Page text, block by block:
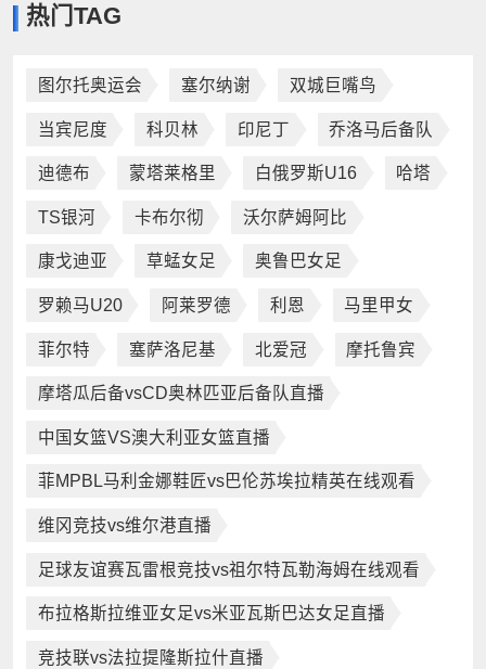
老遭罪了
热门TAG
图尔托奥运会 塞尔纳谢 双城巨嘴鸟
当宾尼度 科贝林 印尼丁 乔洛马后备队
迪德布 蒙塔莱格里 白俄罗斯U16 哈塔
TS银河 卡布尔彻 沃尔萨姆阿比
康戈迪亚 草蜢女足 奥鲁巴女足
罗赖马U20 阿莱罗德 利恩 马里甲女
菲尔特 塞萨洛尼基 北爱冠 摩托鲁宾
摩塔瓜后备vsCD奥林匹亚后备队直播
中国女篮VS澳大利亚女篮直播
菲MPBL马利金娜鞋匠vs巴伦苏埃拉精英在线观看
维冈竞技vs维尔港直播
足球友谊赛瓦雷根竞技vs祖尔特瓦勒海姆在线观看
布拉格斯拉维亚女足vs米亚瓦斯巴达女足直播
竞技联vs法拉提隆斯拉什直播